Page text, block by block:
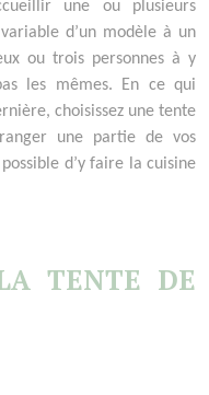
une ou plusieurs
d’un modèle à un
ou trois personnes à y
les mêmes. En ce qui
choisissez une tente
une partie de vos
d’y faire la cuisine
TENTE DE